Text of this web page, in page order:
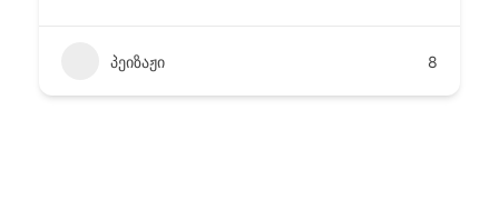
პეიზაჟი 8